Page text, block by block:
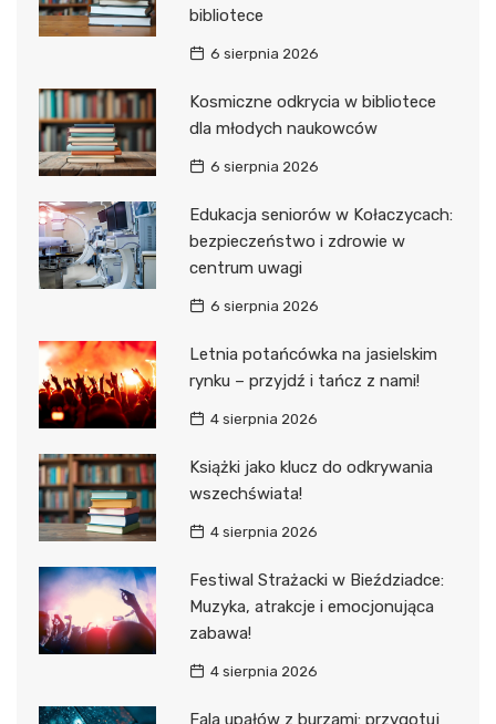
bibliotece
6 sierpnia 2026
Kosmiczne odkrycia w bibliotece
dla młodych naukowców
6 sierpnia 2026
Edukacja seniorów w Kołaczycach:
bezpieczeństwo i zdrowie w
centrum uwagi
6 sierpnia 2026
Letnia potańcówka na jasielskim
rynku – przyjdź i tańcz z nami!
4 sierpnia 2026
Książki jako klucz do odkrywania
wszechświata!
4 sierpnia 2026
Festiwal Strażacki w Bieździadce:
Muzyka, atrakcje i emocjonująca
zabawa!
4 sierpnia 2026
Fala upałów z burzami: przygotuj